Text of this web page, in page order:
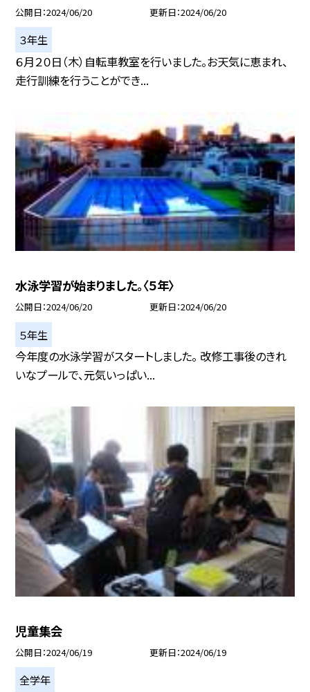
公開日 2024/06/20 更新日 2024/06/20
３年生
６月２０日（木）自転車教室を行いました。お天気に恵まれ、
走行訓練を行うことができ...
水泳学習が始まりました。〈５年〉
公開日 2024/06/20 更新日 2024/06/20
５年生
今年度の水泳学習がスタートしました。 改修工事後のきれ
いなプールで、元気いっぱい...
児童集会
公開日 2024/06/19 更新日 2024/06/19
全学年